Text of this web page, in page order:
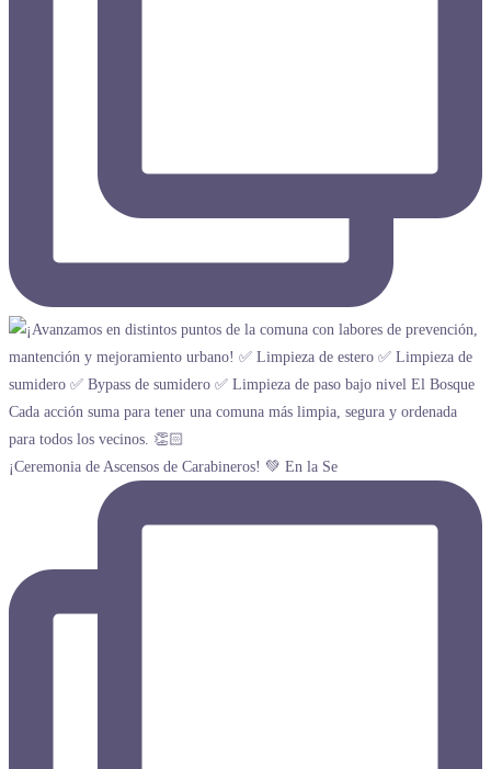
¡Ceremonia de Ascensos de Carabineros! 💚 En la Se